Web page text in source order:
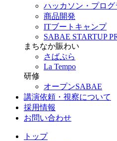
ハッカソン・プログ
商品開発
ITブートキャンプ
SABAE STARTUP
まちなか賑わい
さばぷら
La Tempo
研修
オープンSABAE
講演依頼・視察について
採用情報
お問い合わせ
トップ